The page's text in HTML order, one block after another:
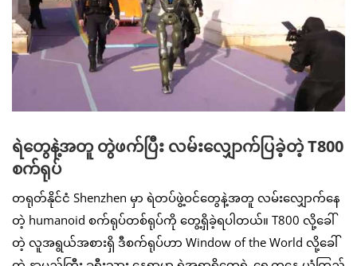
ရဲတွေနဲ့အတူ တွဲဖက်ပြီး လမ်းလျှောက်ပြခဲ့တဲ့ T800
စက်ရုပ်
တရုတ်နိုင်ငံ Shenzhen မှာ ရဲတပ်ဖွဲ့ဝင်တွေနဲ့အတူ လမ်းလျှောက်နေ
တဲ့ humanoid စက်ရုပ်တစ်ရုပ်ကို တွေ့ရှိခဲ့ရပါတယ်။ T800 လို့ခေါ်
တဲ့ လူအရွယ်အစားရှိ ဒီစက်ရုပ်ဟာ Window of the World လို့ခေါ်